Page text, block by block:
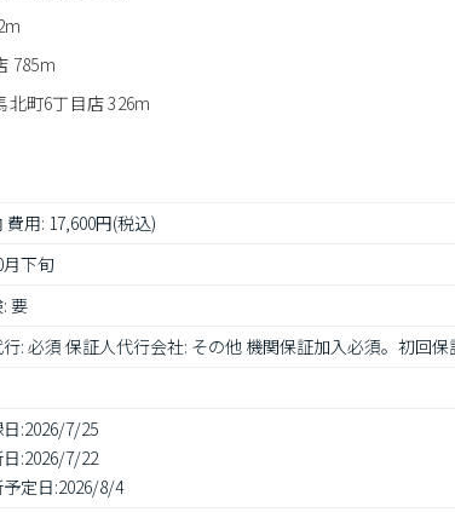
785m
町6丁目店 326m
費用: 17,600円(税込)
月下旬
要
: 必須 保証人代行会社: その他 機関保証加入必須。初回
:2026/7/25
:2026/7/22
定日:2026/8/4